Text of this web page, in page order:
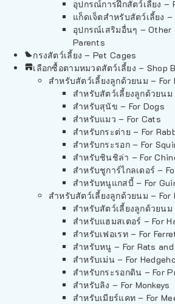
อุปกรณ์การฝึกสัตว์เลี้ยง –
แก็ดเจ็ตสำหรับสัตว์เลี้ยง
อุปกรณ์เสริมอื่นๆ – Other
Parents
กรงสัตว์เลี้ยง – Pet Cages
เลือกซื้อตามหมวดสัตว์เลี้ยง – Shop
สำหรับสัตว์เลี้ยงลูกด้วยนม – For
สำหรับสัตว์เลี้ยงลูกด้วยนม
สำหรับสุนัข – For Dogs
สำหรับแมว – For Cats
สำหรับกระต่าย – For
สำหรับกระรอก – For
สำหรับชินชิล่า – For
สำหรับชูการ์ไกลเดอร์ –
สำหรับหนูแกสบี้ – For
สำหรับสัตว์เลี้ยงลูกด้วยนม – For
สำหรับสัตว์เลี้ยงลูกด้วยนม
สำหรับแฮมสเตอร์ – For
สำหรับเฟอเรท – For
สำหรับหนู – For Rats
สำหรับเม่น – For
สำหรับกระรอกดิน – For
สำหรับลิง – For Monkeys
สำหรับเมียร์แคท – For